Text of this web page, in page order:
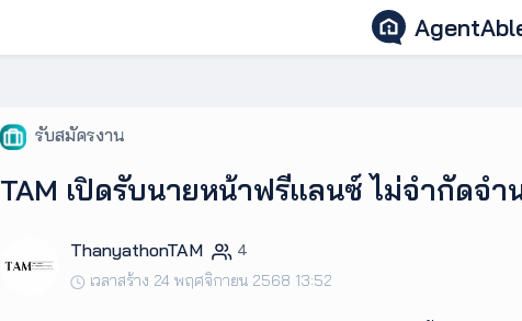
รับสมัครงาน
TAM เปิดรับนายหน้าฟรีแลนซ์ ไม่จำกัดจ
ThanyathonTAM
4
เวลาสร้าง 24 พฤศจิกายน 2568 13:52